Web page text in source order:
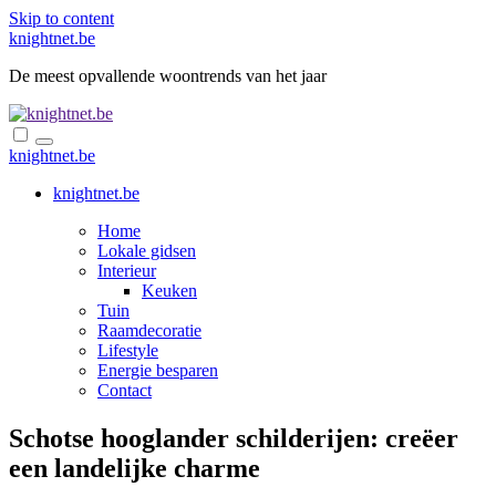
Skip to content
knightnet.be
De meest opvallende woontrends van het jaar
knightnet.be
knightnet.be
Home
Lokale gidsen
Interieur
Keuken
Tuin
Raamdecoratie
Lifestyle
Energie besparen
Contact
Schotse hooglander schilderijen: creëer
een landelijke charme